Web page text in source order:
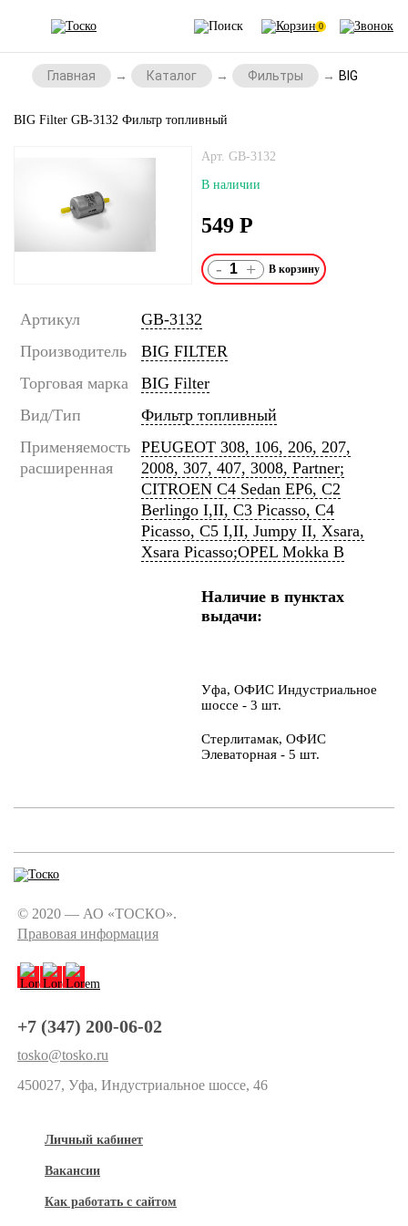
0
Главная Каталог Фильтры BIG Filter
BIG Filter GB-3132 Фильтр топливный
Арт. GB-3132
В наличии
549 Р
- +
Артикул
GB-3132
Производитель
BIG FILTER
Торговая марка
BIG Filter
Вид/Тип
Фильтр топливный
Применяемость
расширенная
PEUGEOT 308, 106, 206, 207,
2008, 307, 407, 3008, Partner;
CITROEN C4 Sedan EP6, C2
Berlingo I,II, C3 Picasso, C4
Picasso, C5 I,II, Jumpy II, Xsara,
Xsara Picasso;OPEL Mokka B
Наличие в пунктах
выдачи:
Уфа, ОФИС Индустриальное
шоссе - 3 шт.
Стерлитамак, ОФИС
Элеваторная - 5 шт.
© 2020 — АО «ТОСКО».
Правовая информация
+7 (347) 200-06-02
tosko@tosko.ru
450027, Уфа, Индустриальное шоссе, 46
Личный кабинет
Вакансии
Как работать с сайтом